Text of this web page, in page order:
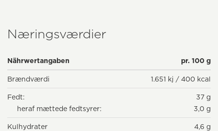
Næringsværdier
Nährwertangaben pr. 100 g
Brændværdi 1.651 kj / 400 kcal
Fedt:
37 g
heraf mættede fedtsyrer:
3,0 g
Kulhydrater 4,6 g